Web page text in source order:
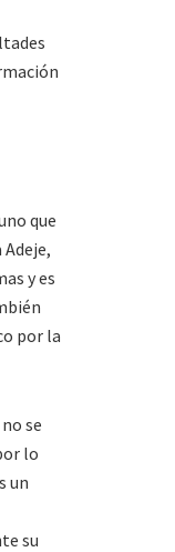
que
y es
por la
se
lo
un
su